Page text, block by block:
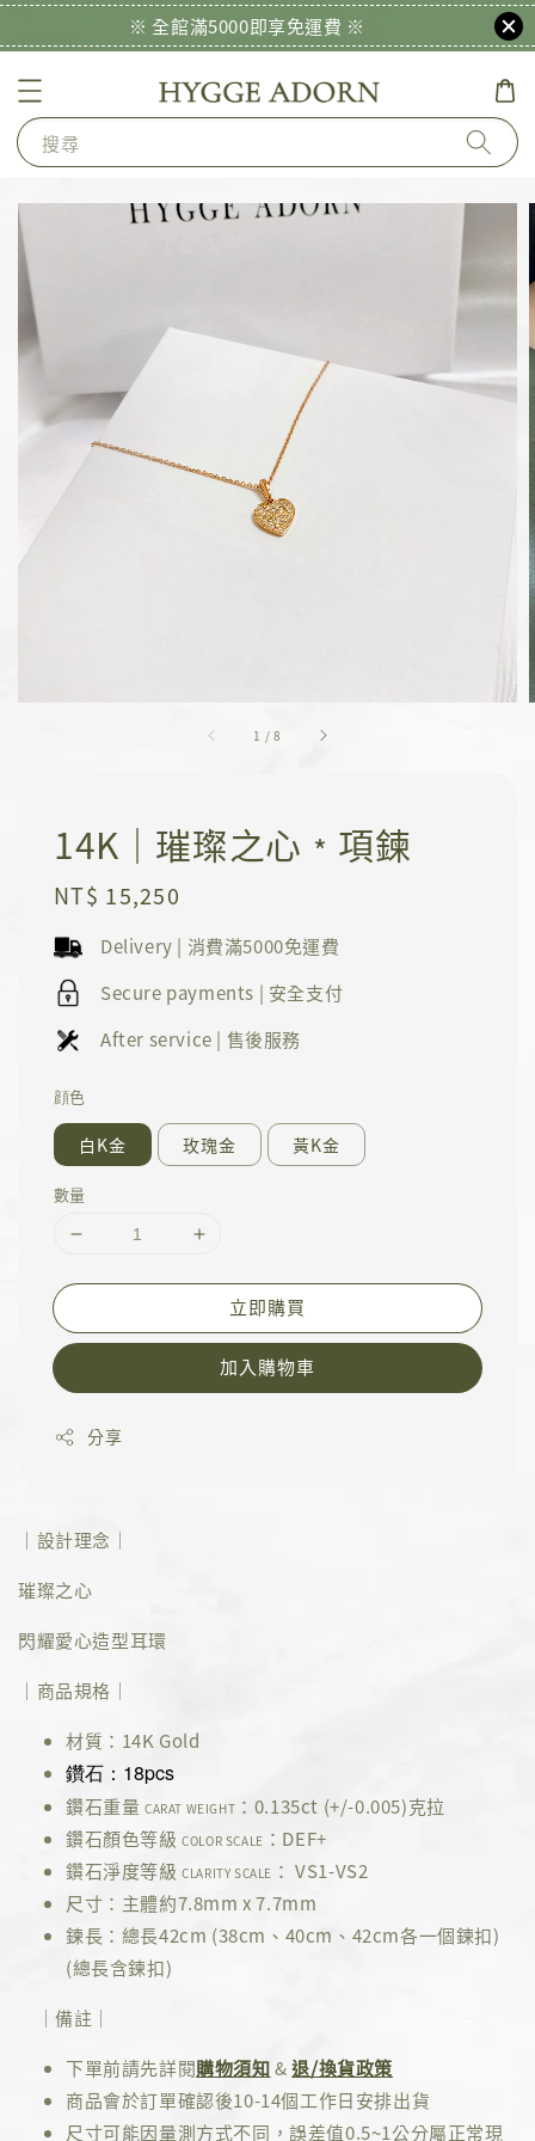
※ 全館滿5000即享免運費 ※
搜尋
1 /8
14K｜璀璨之心﹡項鍊
Regular
NT$ 15,250
Delivery | 消費滿5000免運費
Secure payments | 安全支付
After service | 售後服務
顔色
白K金 玫瑰金 黃K金
數量
立即購買
加入購物車
分享
｜設計理念｜
璀璨之心
閃耀愛心造型耳環
｜商品規格｜
材質：14K Gold
鑽石：18pcs
鑽石重量 CARAT WEIGHT ：0.135ct (+/-0.005)克拉
鑽石顏色等級COLOR SCALE ：DEF+
鑽石淨度等級CLARITY SCALE ： VS1-VS2
尺寸：主體約7.8mm x 7.7mm
鍊長：總長42cm (38cm、40cm、42cm各一個鍊扣)
(總長含鍊扣)
｜備註｜
下單前請先詳閱購物須知&退/換貨政策
商品會於訂單確認後10-14個工作日安排出貨
尺寸可能因量測方式不同，誤差值0.5~1公分屬正常現